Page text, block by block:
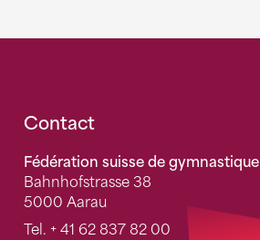
Fusszeile
Contact
Fédération suisse de gymnastique
Bahnhofstrasse 38
5000 Aarau
Tel. + 41 62 837 82 00